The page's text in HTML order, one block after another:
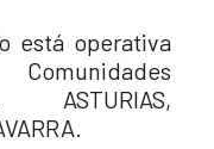
está operativa
ASTURIAS,